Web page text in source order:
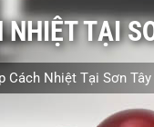
TẠI
Cách Nhiệt Tại Sơn Tây